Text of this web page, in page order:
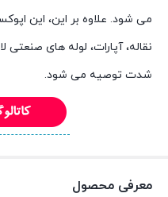
می شود. علاوه بر این، این
نقاله، آپارات، لوله های
شدت توصیه می شود.
معرفی محصول